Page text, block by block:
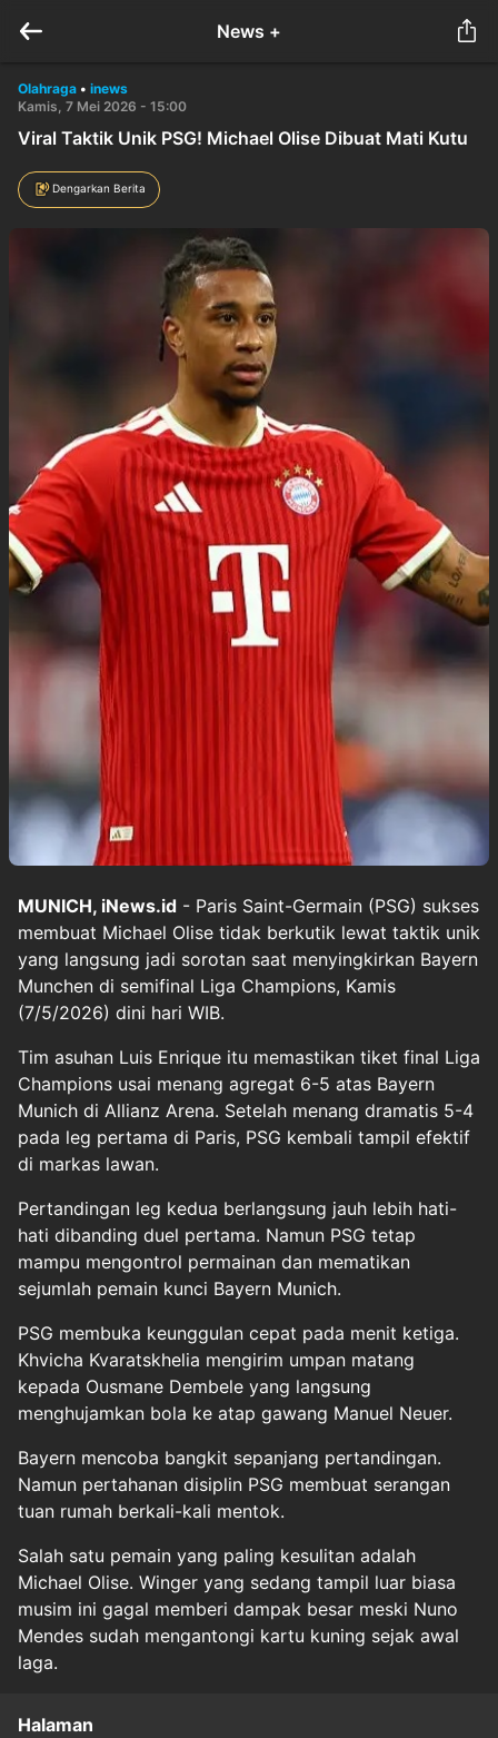
News +
Olahraga • inews
Kamis, 7 Mei 2026 - 15:00
Viral Taktik Unik PSG! Michael Olise Dibuat Mati Kutu
Dengarkan Berita
MUNICH, iNews.id - Paris Saint-Germain (PSG) sukses
membuat Michael Olise tidak berkutik lewat taktik unik
yang langsung jadi sorotan saat menyingkirkan Bayern
Munchen di semifinal Liga Champions, Kamis
(7/5/2026) dini hari WIB.
Tim asuhan Luis Enrique itu memastikan tiket final Liga
Champions usai menang agregat 6-5 atas Bayern
Munich di Allianz Arena. Setelah menang dramatis 5-4
pada leg pertama di Paris, PSG kembali tampil efektif
di markas lawan.
Pertandingan leg kedua berlangsung jauh lebih hati-
hati dibanding duel pertama. Namun PSG tetap
mampu mengontrol permainan dan mematikan
sejumlah pemain kunci Bayern Munich.
PSG membuka keunggulan cepat pada menit ketiga.
Khvicha Kvaratskhelia mengirim umpan matang
kepada Ousmane Dembele yang langsung
menghujamkan bola ke atap gawang Manuel Neuer.
Bayern mencoba bangkit sepanjang pertandingan.
Namun pertahanan disiplin PSG membuat serangan
tuan rumah berkali-kali mentok.
Salah satu pemain yang paling kesulitan adalah
Michael Olise. Winger yang sedang tampil luar biasa
musim ini gagal memberi dampak besar meski Nuno
Mendes sudah mengantongi kartu kuning sejak awal
laga.
Halaman